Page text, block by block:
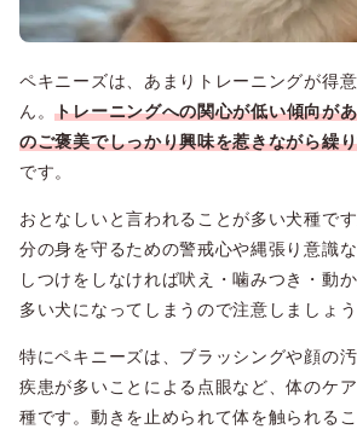
ペキニーズは、あまりトレーニングが得
ん。トレーニングへの関心が低い傾向が
のご褒美でしっかり興味を惹きながら繰
です。
おとなしいと言われることが多い犬種で
分の身を守るための警戒心や縄張り意識
しつけをしなければ吠え・噛みつき・動
多い犬になってしまうので注意しましょう
特にペキニーズは、ブラッシングや顔の
疾患が多いことによる点眼など、体のケ
種です。動きを止められて体を触られる